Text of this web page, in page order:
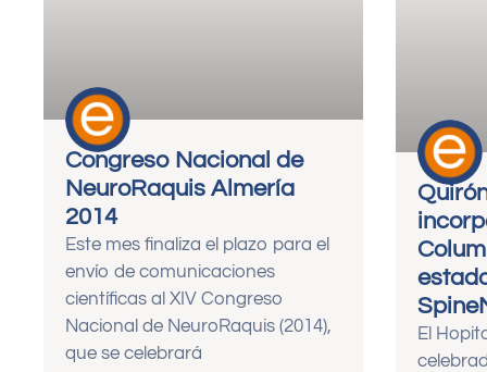
Congreso Nacional de
NeuroRaquis Almería
2014
Este mes finaliza el plazo para el
envío de comunicaciones
científicas al XIV Congreso
Nacional de NeuroRaquis (2014),
que se celebrará
El